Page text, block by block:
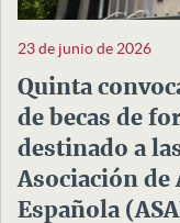
23 de junio de 2026
Quinta
de becas de
destinado a
Asociación de
Española